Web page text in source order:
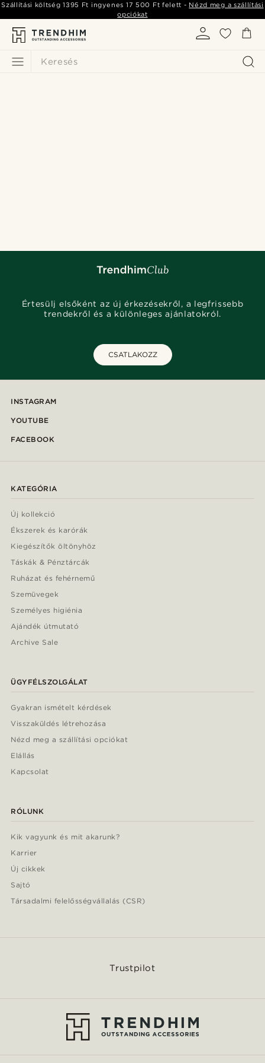
Keresés
Szállítási költség1395 Ft ingyenes 17 500 Ft felett - Nézd meg a szállítási
opciókat
Értesülj elsőként az új érkezésekről, a legfrissebb
trendekről és a különleges ajánlatokról.
CSATLAKOZZ
INSTAGRAM
YOUTUBE
FACEBOOK
KATEGÓRIA
Új kollekció
Ékszerek és karórák
Kiegészítők öltönyhöz
Táskák & Pénztárcák
Ruházat és fehérnemű
Szemüvegek
Személyes higiénia
Ajándék útmutató
Archive Sale
ÜGYFÉLSZOLGÁLAT
Gyakran ismételt kérdések
Visszaküldés létrehozása
Nézd meg a szállítási opciókat
Elállás
Kapcsolat
RÓLUNK
Kik vagyunk és mit akarunk?
Karrier
Új cikkek
Sajtó
Társadalmi felelősségvállalás (CSR)
Trustpilot